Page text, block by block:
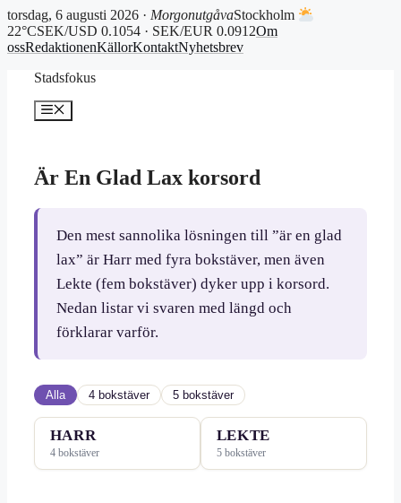
torsdag, 6 augusti 2026 · MorgonutgåvaStockholm
22°CSEK/USD 0.1054 · SEK/EUR 0.0912Om
ossRedaktionenKällorKontaktNyhetsbrev
Stadsfokus
Meny
Är En Glad Lax korsord
Den mest sannolika lösningen till ”är en glad
lax” är Harr med fyra bokstäver, men även
Lekte (fem bokstäver) dyker upp i korsord.
Nedan listar vi svaren med längd och
förklarar varför.
Alla 4 bokstäver 5 bokstäver
HARR
4 bokstäver
LEKTE
5 bokstäver